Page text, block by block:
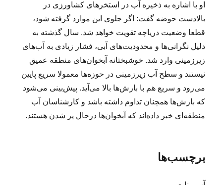
او با اشاره به ذخیره آب در استخرهای کشاورزی در
بالادست حوضه گفت: اگر جلوی این موارد گرفته شود،
قطعا وضعیت دریاچه تقویت خواهد شد. سال گذشته به
دلیل نگرانی‌ها و محدودیت‌های آبی، فشار زیادی به آب‌های
زیرزمینی وارد شد. خوشبختانه آبخوان‌های منطقه عمیق
نیستند و سطح آب زیرزمینی در حوزه‌ها معمولا سریع پایین
می‌رود و سریع هم با بارش‌ها بالا می‌آید. پیش‌بینی می‌شود
که بارش‌ها همچنان تداوم داشته باشد و کارشناسان آب
منطقه‌ای خبر داده‌اند که آبخوان‌ها درحال پر شدن هستند.
برچسب‌ها